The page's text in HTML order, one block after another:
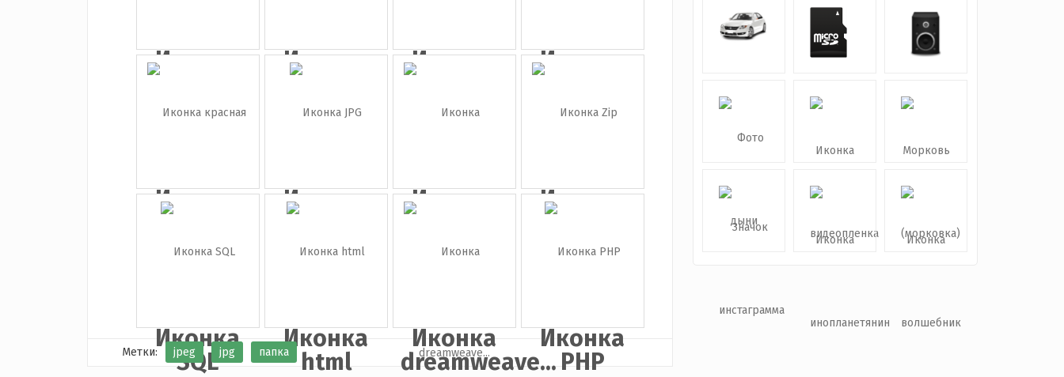
Иконка
Иконка
интернет
Иконка
Иконка
YouTube
Иконка
красная
па...
Иконка
Иконка
WordPress
Иконка
папка
Иконка
SQL
Иконка
html
Иконка
dreamweave...
Иконка
PHP
Метки: jpeg jpg папка